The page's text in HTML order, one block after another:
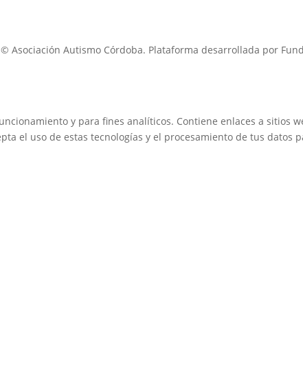
Asociación Autismo Córdoba. Plataforma desarrollada por
y para fines analíticos. Contiene enlaces a sitios
el uso de estas tecnologías y el procesamiento de tus datos